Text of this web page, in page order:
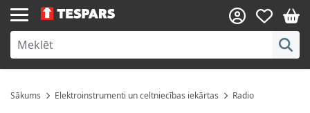
Skip to Content
Sākums Elektroinstrumenti un celtniecības iekārtas Radio